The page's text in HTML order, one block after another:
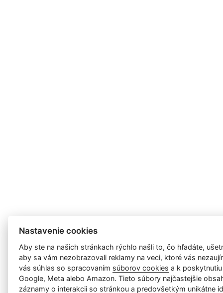
Nastavenie cookies
Aby ste na našich stránkach rýchlo našli to, čo hľadáte,
aby sa vám nezobrazovali reklamy na veci, ktoré vás
vás súhlas so spracovaním súborov cookies a k
Google, Meta alebo Amazon. Tieto súbory najčastejšie
záznamy o interakcii so stránkou a predovšetkým unikátne